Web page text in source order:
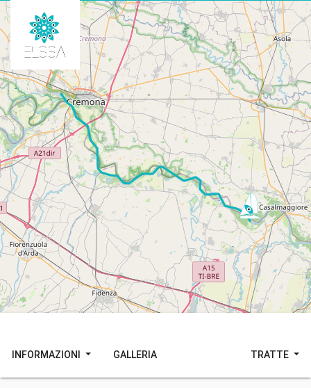
INFORMAZIONI GALLERIA TRATTE